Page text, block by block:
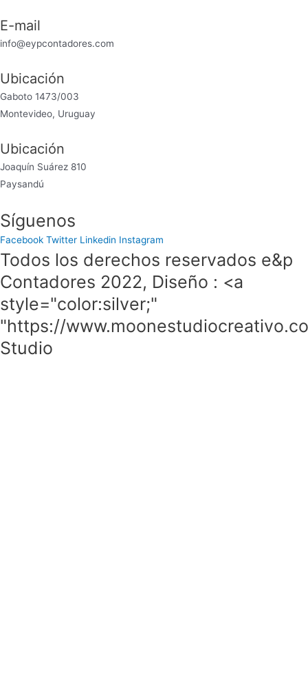
E-mail
info@eypcontadores.com
Ubicación
Gaboto 1473/003
Montevideo, Uruguay
Ubicación
Joaquín Suárez 810
Paysandú
Síguenos
Facebook Twitter Linkedin Instagram
Todos los derechos reservados e&p
Contadores 2022, Diseño : <a
style="color:silver;"
"https://
Studio